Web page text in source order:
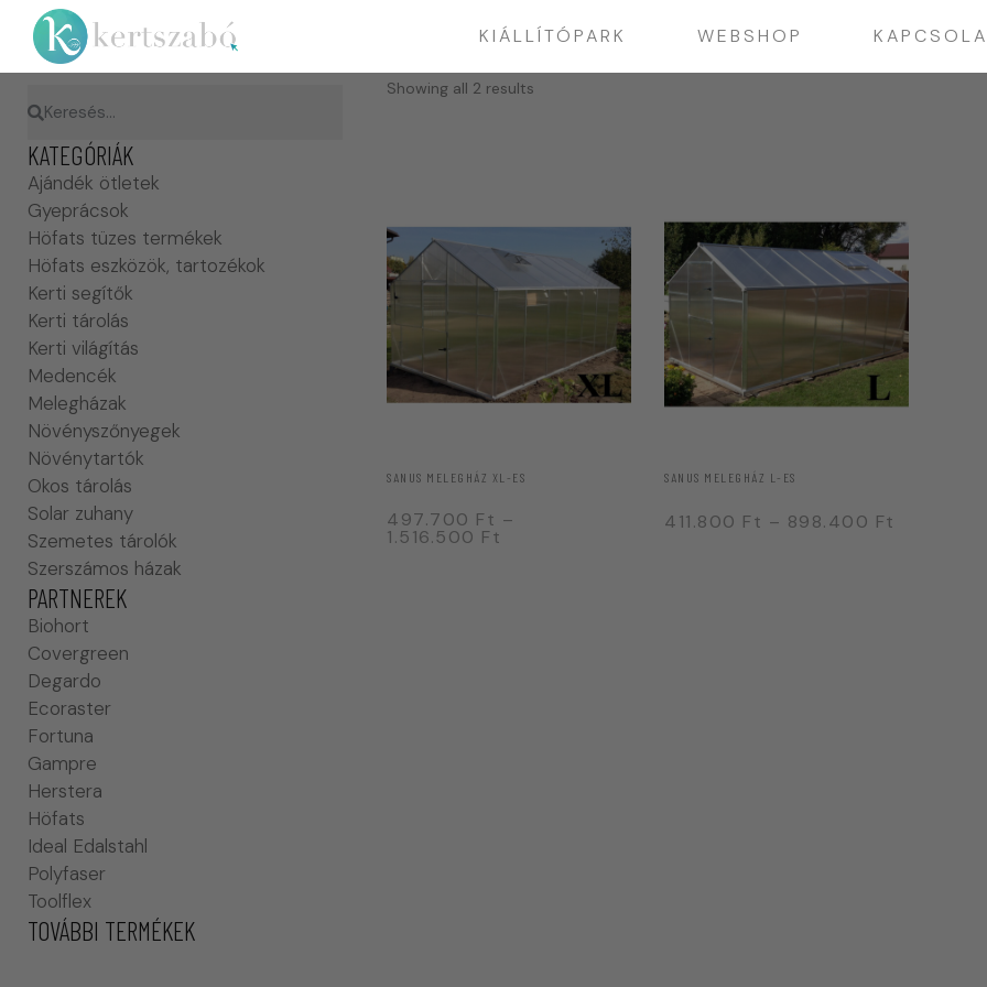
KIÁLLÍTÓPARK WEBSHOP
KATEGÓRIÁK
Ajándék ötletek
Gyeprácsok
Höfats tüzes termékek
Höfats eszközök, tartozékok
Kerti segítők
Kerti tárolás
Kerti világítás
Medencék
Melegházak
Növényszőnyegek
Növénytartók
Okos tárolás
Solar zuhany
Szemetes tárolók
Szerszámos házak
PARTNEREK
Biohort
Covergreen
Degardo
Ecoraster
Fortuna
Gampre
Herstera
Höfats
Ideal Edalstahl
Polyfaser
Toolflex
TOVÁBBI TERMÉKEK
Showing all 2 results
SANUS MELEGHÁZ XL-ES
497.700 Ft –
1.516.500 Ft
SANUS MELEGHÁZ L-ES
411.800 Ft – 898.400 Ft